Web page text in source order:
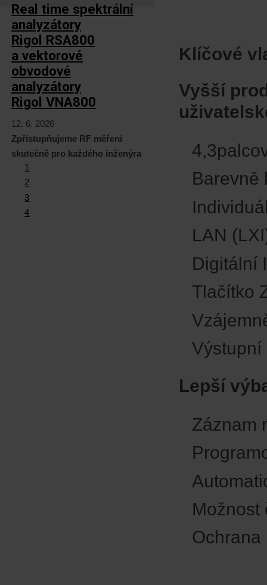
Klíčové
Vyšší
Barevně
LAN
Digitální
Tlačítko
Výstupní
Lepší
Záznam
Možnost
Ochrana
Real time spektrální
analyzátory
Rigol RSA800
a vektorové
obvodové
analyzátory
Rigol VNA800
12. 6. 2026
Zpřístupňujeme RF měření
skutečně pro každého inženýra
1
2
3
4